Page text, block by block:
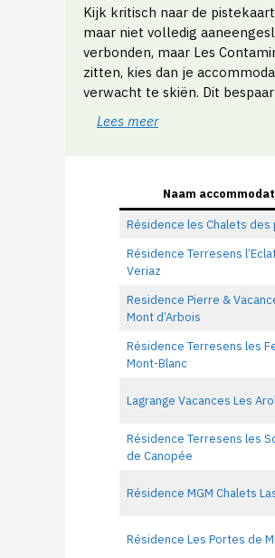
Kijk kritisch naar de
maar niet volledig
verbonden, maar Les
zitten, kies dan je
verwacht te skiën. Dit
Lees meer
Naam
Résidence les Chalets des
Résidence Terresens
Veriaz
Residence Pierre &
Mont d’Arbois
Résidence Terresens les
Mont-Blanc
Lagrange Vacances Les
Résidence Terresens les
de Canopée
Résidence MGM Chalets
Résidence Les Portes de